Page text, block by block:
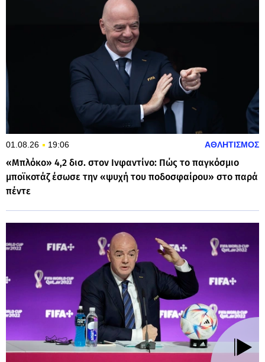
01.08.26 19:06 ΑΘΛΗΤΙΣΜΟΣ
«Μπλόκο» 4,2 δισ. στον Ινφαντίνο: Πώς το παγκόσμιο
μποϊκοτάζ έσωσε την «ψυχή του ποδοσφαίρου» στο παρά
πέντε